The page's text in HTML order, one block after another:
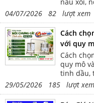
Roman,serif;">Công
2.5Kw</span></p> <p
style="text-
indent:.5in;"><span
family:Times New
Roman,serif;">Điện áp
220V/50Hz</span></p> <p
style="text-align:justify;text-
indent:.5in;"><span
Roman,serif;">Chất liệu
Inox 201/304</span></p> <p
điện
04/07/2026 82 lượt xem
Cách
với quy
Cách
quy mô
tinh dầu,
29/05/2026 185 lượt xem